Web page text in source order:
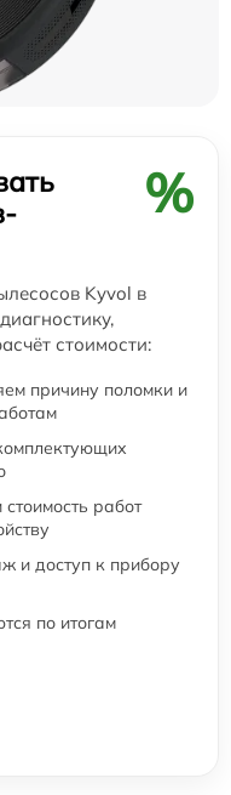
%
Kyvol в
стоимости:
причину поломки и
работ
и доступ к прибору
по итогам